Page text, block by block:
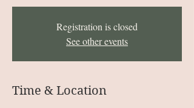
Registration is closed
See other events
Time & Location